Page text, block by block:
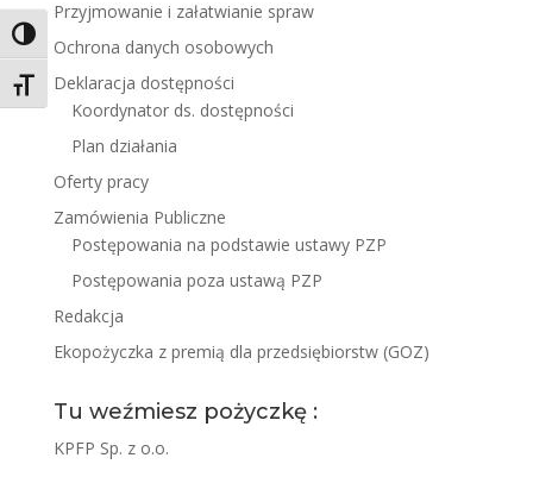
Toggle High Contrast
Toggle Font size
Przyjmowanie i załatwianie spraw
Ochrona danych osobowych
Deklaracja dostępności
Koordynator ds. dostępności
Plan działania
Oferty pracy
Zamówienia Publiczne
Postępowania na podstawie ustawy PZP
Postępowania poza ustawą PZP
Redakcja
Ekopożyczka z premią dla przedsiębiorstw (GOZ)
Tu weźmiesz pożyczkę :
KPFP Sp. z o.o.